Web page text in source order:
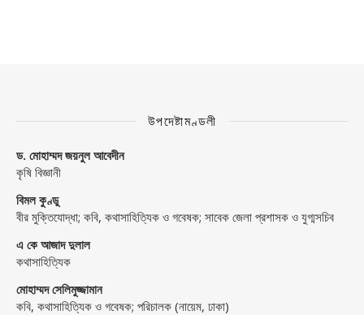
উপদেষ্টামণ্ডলী
ড. মোহাম্মদ জয়নুল আবেদীন
কৃষি বিজ্ঞানী
বিমল কুণ্ডু
বীর মুক্তিযোদ্ধা; কবি, কথাসাহিত্যিক ও গবেষক; সাবেক জেলা প্রশাসক ও যুগ্মসচিব
এ কে আজাদ দুলাল
কথাসাহিত্যিক
মোহাম্মদ সেলিমুজ্জামান
কবি, কথাসাহিত্যিক ও গবেষক; পরিচালক (নায়েম, ঢাকা)